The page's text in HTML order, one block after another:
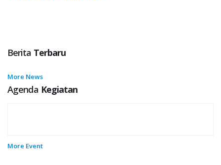
Berita Terbaru
More News
Agenda Kegiatan
More Event